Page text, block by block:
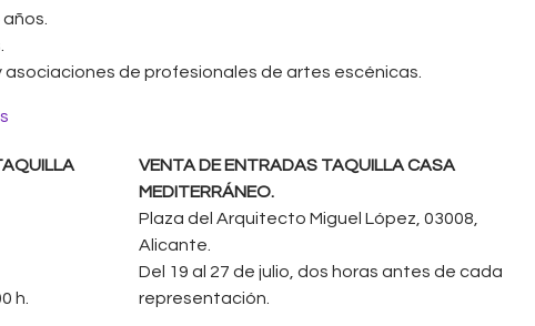
de profesionales de artes escénicas.
h.
VENTA DE ENTRADAS TAQUILLA CASA
MEDITERRÁNEO.
Plaza del Arquitecto Miguel López, 03008,
Alicante.
Del 19 al 27 de julio, dos horas antes de cada
representación.